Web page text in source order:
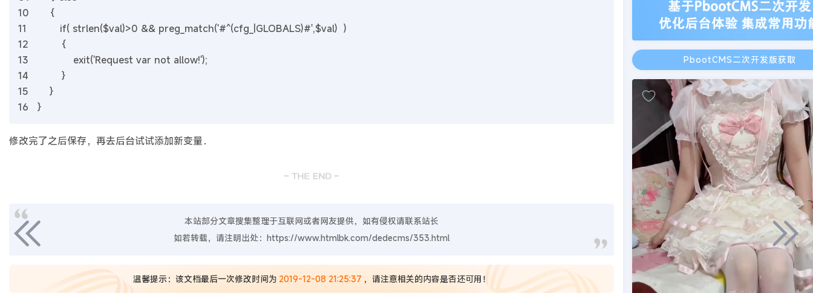
10 {
11 if( strlen($val)>0 && preg_match('#^(cfg_|GLOBALS)#',$val) )
12 {
13 exit('Request var not allow!');
14 }
15 }
16 }
修改完了之后保存，再去后台试试添加新变量．
本站部分文章搜集整理于互联网或者网友提供，如有侵权请联系站长
如若转载，请注明出处： https://www.htmlbk.com/dedecms/353.html
温馨提示：该文档最后一次修改时间为 2019-12-08 21:25:37 ，请注意相关的内容是否还可用！
PbootCMS二次开发版获取